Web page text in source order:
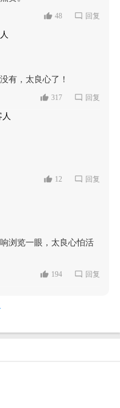
48 回复
有，太良心了！
317 回复
12 回复
浏览一眼，太良心怕活
194 回复